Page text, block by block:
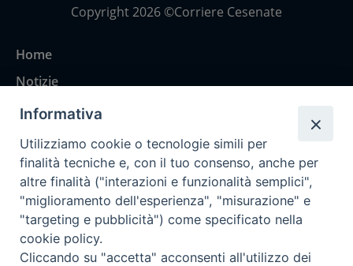
Copyright 2026 ©Corriere Cesenate
Home
Notizie
Rubriche
Chi siamo
Come abbonarsi
Contatti
Informativa
Utilizziamo cookie o tecnologie simili per
finalità tecniche e, con il tuo consenso, anche per
altre finalità ("interazioni e funzionalità semplici",
"miglioramento dell'esperienza", "misurazione" e
"targeting e pubblicità") come specificato nella
cookie policy.
Cliccando su "accetta" acconsenti all'utilizzo dei